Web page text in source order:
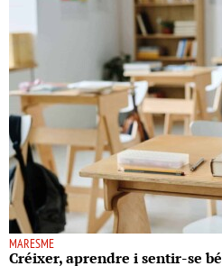
MARESME
Créixer, aprendre i sentir-se bé